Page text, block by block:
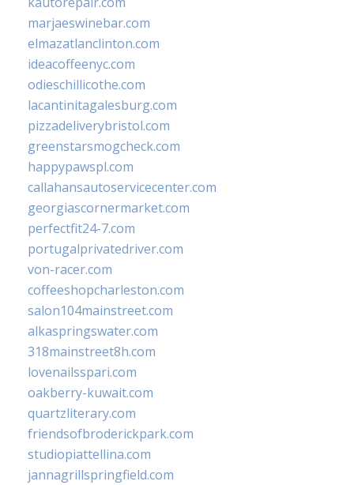
marjaeswinebar.com
elmazatlanclinton.com
ideacoffeenyc.com
odieschillicothe.com
lacantinitagalesburg.com
pizzadeliverybristol.com
greenstarsmogcheck.com
happypawspl.com
callahansautoservicecenter.com
georgiascornermarket.com
perfectfit24-7.com
portugalprivatedriver.com
von-racer.com
coffeeshopcharleston.com
salon104mainstreet.com
alkaspringswater.com
318mainstreet8h.com
lovenailsspari.com
oakberry-kuwait.com
quartzliterary.com
friendsofbroderickpark.com
studiopiattellina.com
jannagrillspringfield.com